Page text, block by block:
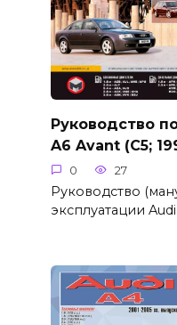
Руководство
A6 Avant (C5;
0 27
Руководство
эксплуатации Audi